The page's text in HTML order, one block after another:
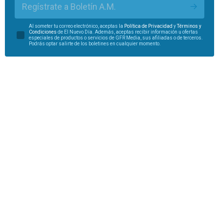
Regístrate a Boletín A.M.
Al someter tu correo electrónico, aceptas la Política de Privacidad yTérminos y
Condiciones de El Nuevo Día. Además, aceptas recibir información u ofertas
especiales de productos o servicios de GFR Media, sus afiliadas o de terceros.
Podrás optar salirte de los boletines en cualquier momento.